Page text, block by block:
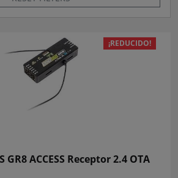
¡REDUCIDO!
GR8 ACCESS Receptor 2.4 OTA